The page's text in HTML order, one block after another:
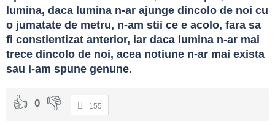
lumina, daca lumina n-ar ajunge dincolo de noi cu
o jumatate de metru, n-am stii ce e acolo, fara sa
fi constientizat anterior, iar daca lumina n-ar mai
trece dincolo de noi, acea notiune n-ar mai exista
sau i-am spune genune.
0 155